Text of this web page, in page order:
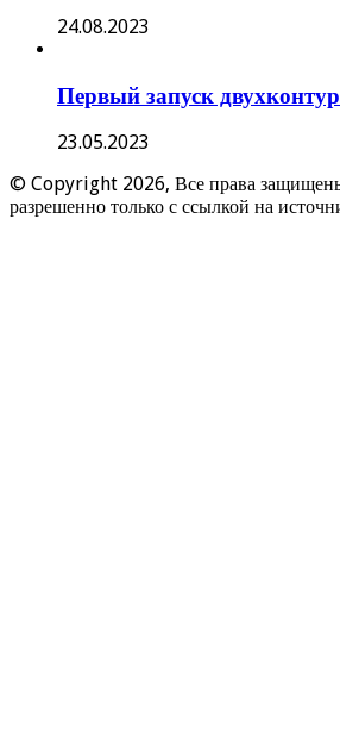
24.08.2023
Первый запуск
23.05.2023
© Copyright 2026, Все права
разрешенно только с ссылкой на